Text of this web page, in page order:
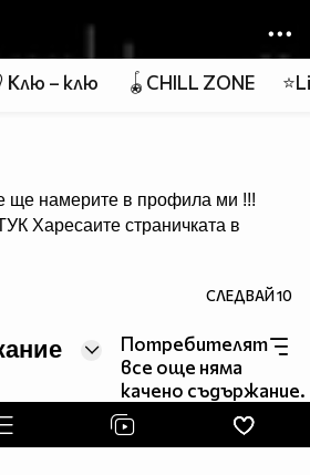
Клю – клю 🪀CHILL ZONE
ще намерите в профила ми !!!
Харесаите страничката в
СЛЕДВАЙ10
Потребителят
все още няма
качено съдържание.